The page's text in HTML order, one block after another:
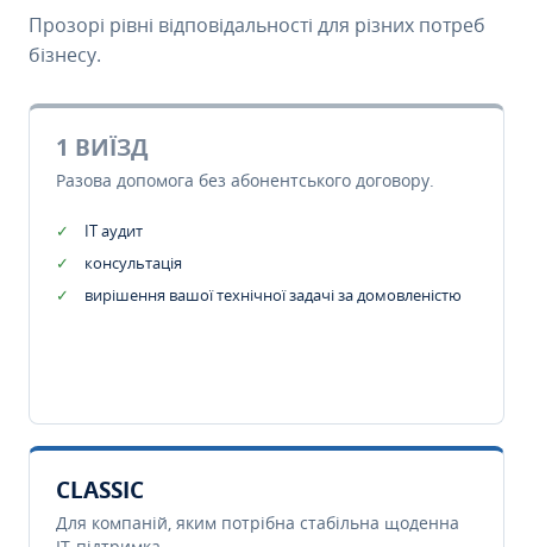
Прозорі рівні відповідальності для різних потреб
бізнесу.
1 ВИЇЗД
Разова допомога без абонентського договору.
IT аудит
консультація
вирішення вашої технічної задачі за домовленістю
CLASSIC
Для компаній, яким потрібна стабільна щоденна